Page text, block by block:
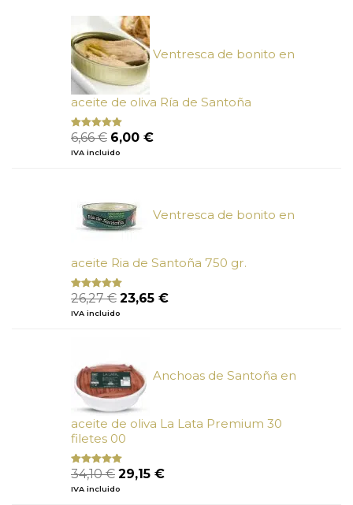
Ventresca de bonito en
aceite de oliva Ría de Santoña
Valorado
con
de 5
6,66€ El
precio
6,00 €El
IVA incluido
Ventresca de bonito en
aceite Ria de Santoña 750 gr.
Valorado
con
5
26,27€ El
precio
23,65 €El
IVA incluido
Anchoas de Santoña en
aceite de oliva La Lata Premium 30
filetes 00
Valorado
con
de 5
34,10€ El
precio
29,15 €El
IVA incluido